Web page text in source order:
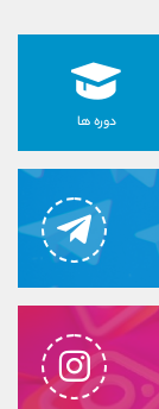
دوره ها